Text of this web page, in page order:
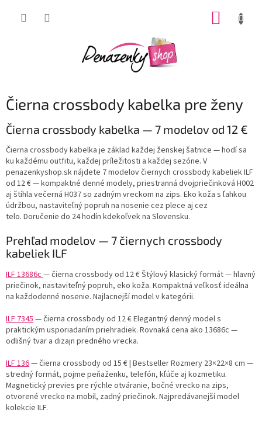
Čierna crossbody kabelka pre ženy
Čierna crossbody kabelka — 7 modelov od 12 €
Čierna crossbody kabelka je základ každej ženskej šatnice — hodí sa
ku každému outfitu, každej príležitosti a každej sezóne. V
penazenkyshop.sk nájdete 7 modelov čiernych crossbody kabeliek ILF
od 12 €— kompaktné denné modely, priestranná dvojpriečinková H002
aj štíhla večerná H037 so zadným vreckom na zips. Eko koža s ľahkou
údržbou, nastaviteľný popruh na nosenie cez plece aj cez
telo. Doručenie do 24 hodín kdekoľvek na Slovensku.
Prehľad modelov — 7 čiernych crossbody
kabeliek ILF
ILF 13686c — čierna crossbody od 12 €Štýlový klasický formát — hlavný
priečinok, nastaviteľný popruh, eko koža. Kompaktná veľkosť ideálna
na každodenné nosenie. Najlacnejší model v kategórii.
ILF 7345 — čierna crossbody od 12 €Elegantný denný model s
praktickým usporiadaním priehradiek. Rovnaká cena ako 13686c —
odlišný tvar a dizajn predného vrecka.
ILF 136— čierna crossbody od 15 € | BestsellerRozmery 23×22×8 cm —
stredný formát, pojme peňaženku, telefón, kľúče aj kozmetiku.
Magnetický previes pre rýchle otváranie, bočné vrecko na zips,
otvorené vrecko na mobil, zadný priečinok. Najpredávanejší model
kolekcie ILF.